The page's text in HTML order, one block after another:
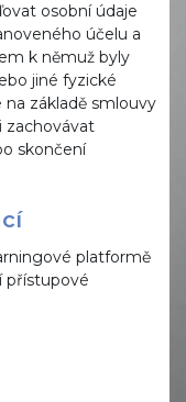
osobní údaje
účelu a
k němuž byly
jiné fyzické
na základě smlouvy
zachovávat
skončení
platformě
přístupové